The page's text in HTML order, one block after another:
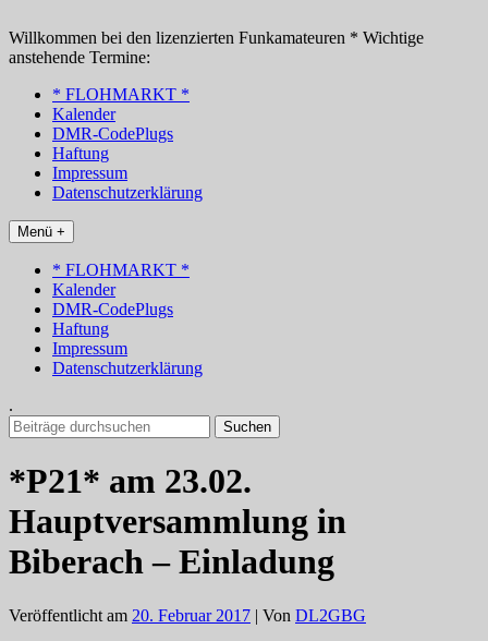
Inhalt
springen
Willkommen bei den lizenzierten Funkamateuren * Wichtige
anstehende Termine:
* FLOHMARKT *
Kalender
DMR-CodePlugs
Haftung
Impressum
Datenschutzerklärung
Menü +
* FLOHMARKT *
Kalender
DMR-CodePlugs
Haftung
Impressum
Datenschutzerklärung
.
Suchen
nach:
*P21* am 23.02.
Hauptversammlung in
Biberach – Einladung
Veröffentlicht am 20. Februar 2017 | Von DL2GBG